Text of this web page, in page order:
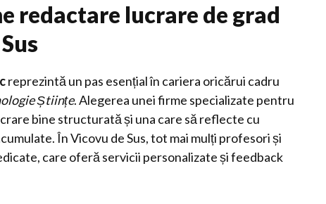
redactare lucrare de grad
reprezintă un pas esențial în cariera oricărui cadru
Științe. Alegerea unei firme specializate pentru
bine structurată și una care să reflecte cu
În Vicovu de Sus, tot mai mulți profesori și
care oferă servicii personalizate și feedback